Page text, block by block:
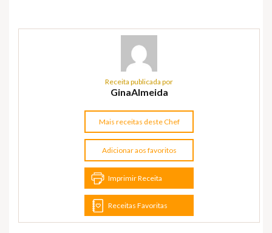
Receita publicada por
GinaAlmeida
Mais receitas deste Chef
Adicionar aos favoritos
Imprimir Receita
Receitas Favoritas